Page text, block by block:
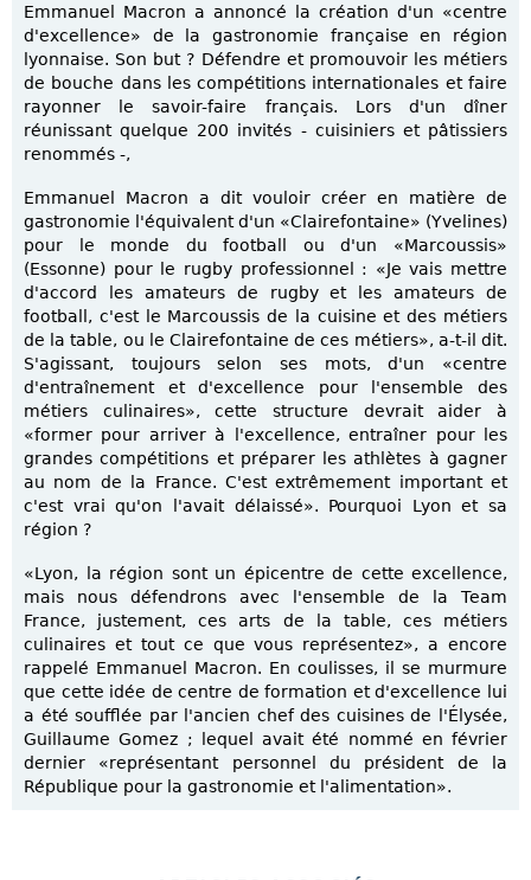
Emmanuel Macron a annoncé la création d'un «centre
d'excellence» de la gastronomie française en région
lyonnaise. Son but ? Défendre et promouvoir les métiers
de bouche dans les compétitions internationales et faire
rayonner le savoir-faire français. Lors d'un dîner
réunissant quelque 200 invités - cuisiniers et pâtissiers
renommés -,
Emmanuel Macron a dit vouloir créer en matière de
gastronomie l'équivalent d'un «Clairefontaine» (Yvelines)
pour le monde du football ou d'un «Marcoussis»
(Essonne) pour le rugby professionnel : «Je vais mettre
d'accord les amateurs de rugby et les amateurs de
football, c'est le Marcoussis de la cuisine et des métiers
de la table, ou le Clairefontaine de ces métiers», a-t-il dit.
S'agissant, toujours selon ses mots, d'un «centre
d'entraînement et d'excellence pour l'ensemble des
métiers culinaires», cette structure devrait aider à
«former pour arriver à l'excellence, entraîner pour les
grandes compétitions et préparer les athlètes à gagner
au nom de la France. C'est extrêmement important et
c'est vrai qu'on l'avait délaissé». Pourquoi Lyon et sa
région ?
«Lyon, la région sont un épicentre de cette excellence,
mais nous défendrons avec l'ensemble de la Team
France, justement, ces arts de la table, ces métiers
culinaires et tout ce que vous représentez», a encore
rappelé Emmanuel Macron. En coulisses, il se murmure
que cette idée de centre de formation et d'excellence lui
a été soufflée par l'ancien chef des cuisines de l'Élysée,
Guillaume Gomez ; lequel avait été nommé en février
dernier «représentant personnel du président de la
République pour la gastronomie et l'alimentation».